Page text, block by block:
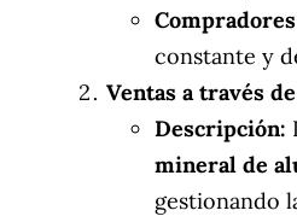
constante y
Ventas a través
Descripción:
mineral de
gestionando